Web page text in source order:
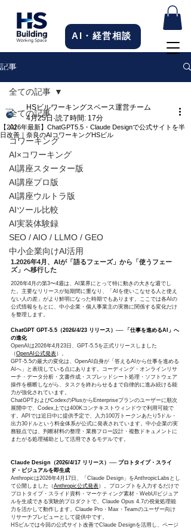
AI・経営相談
記事
全ての記事
AI
コワーキング
AI×コワーキング
AI講座スターター版
AI講座プロ版
AI講座ウルトラ版
AIツール比較
AI実装体験録
SEO / AIO / LLMO / GEO
中小企業向けAI活用
全ての記事
【2026年最新】ChatGPT5.5・Claude Designで公式サイトを半
日改善｜奈良のAIコワーキングHSビル
HSビルワーキングスペース運営チーム
4月25日 読了時間: 17分
1.2026年4月、AIが「語るフェーズ」から「使うフェー
ズ」へ移行した
2026年4月の第3〜4週は、AI業界にとって特に動きの大きな週でし
た。主要なリリースが短期間に重なり、「AIを使いこなせる人と使え
ない人の差」がより鮮明になった時期でもあります。ここでは各AIの
公式情報をもとに、中小企業・個人事業主の実務に関係する変化だけ
を整理します。
ChatGPT GPT-5.5（2026/4/23 リリース）── 「仕事を進めるAI」へ
の進化
OpenAIは2026年4月23日、GPT-5.5を正式リリースしました
（OpenAI公式発表）。
GPT-5.5の最大の変化は、OpenAI自身が「答えるAIから仕事を進める
AIへ」と表現している点にあります。コーディング・オンラインリサ
ーチ・データ分析・文書作成・スプレッドシート処理・ソフトウェア
操作を横断しながら、タスクを終わらせるまで自律的に進み続ける能
力が強化されています。
ChatGPTおよびCodexのPlusからEnterpriseプランのユーザーに順次
展開中で、Codex上では400Kコンテキストウィンドウで利用可能で
す。APIでは近日中に提供予定で、入力100万トークンあたり5ドル・
出力30ドルという料金体系が公式に発表されています。中小企業の実
務観点では、判断材料の整理・業務フロー設計・複数ドキュメントに
またがる処理補助として活用できるモデルです。
Claude Design（2026/4/17 リリース）── プロトタイプ・スライ
ド・ビジュアルを即生成
Anthropicは2026年4月17日、「Claude Design」をAnthropicLabsとし
て公開しました（Anthropic公式発表）。プロンプトを入力するだけで
プロトタイプ・スライド資料・マーケティング素材・WebUIビジュア
ルを生成できる実験的プロダクトで、Claude Opus 4.7の視覚処理能
力を活かして動作します。Claude Pro・Max・Teamのユーザー向け
リサーチプレビューとして提供中です。
HSビルでは今回の公式サイト改善でClaude Designを活用し、ページ